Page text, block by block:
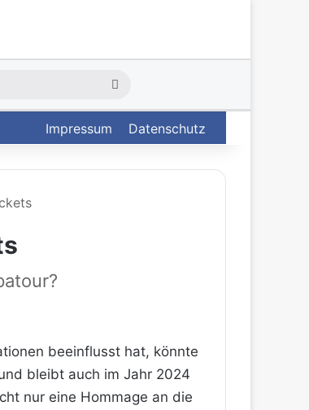
nach
Impressum Datenschutz
beeinflusst hat, könnte
bleibt auch im Jahr 2024
nur eine Hommage an die